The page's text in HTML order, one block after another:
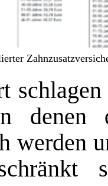
denen
werden